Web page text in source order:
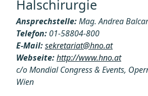
Halschirurgie
Ansprechstelle:Mag. Andrea Balcar
Telefon: 01-58804-800
E-Mail:sekretariat@hno.at
Webseite:http://www.hno.at
c/o Mondial Congress & Events,
Wien